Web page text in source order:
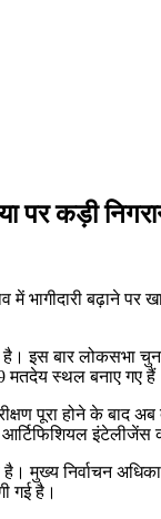
पर कड़ी
बढ़ाने
इस बार
मतदेय स्थल बनाए गए
पूरा होने के बाद
निर्वाचन
गई है।